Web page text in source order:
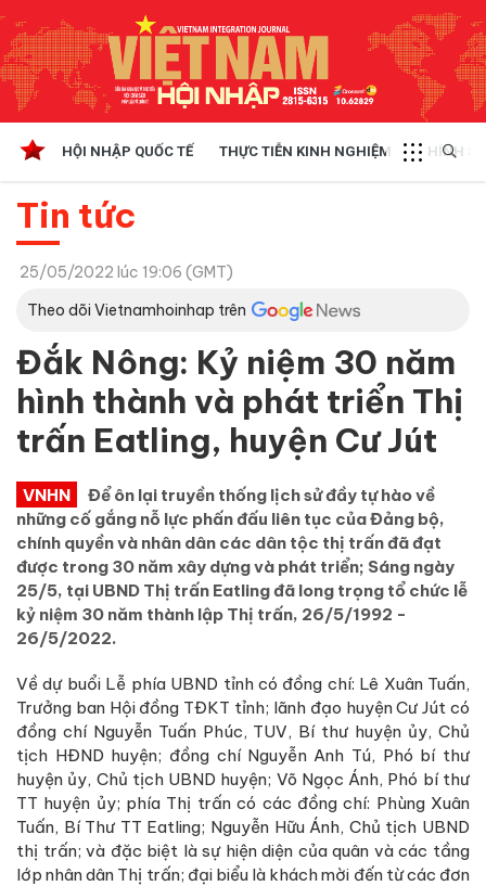
HỘI NHẬP QUỐC TẾ THỰC TIỄN KINH NGHIỆM CHÍNH
Tin tức
25/05/2022 lúc 19:06 (GMT)
Theo dõi Vietnamhoinhap trên
Đắk Nông: Kỷ niệm 30 năm
hình thành và phát triển Thị
trấn Eatling, huyện Cư Jút
VNHN
Để ôn lại truyền thống lịch sử đầy tự hào về
những cố gắng nỗ lực phấn đấu liên tục của Đảng bộ,
chính quyền và nhân dân các dân tộc thị trấn đã đạt
được trong 30 năm xây dựng và phát triển; Sáng ngày
25/5, tại UBND Thị trấn Eatling đã long trọng tổ chức lễ
kỷ niệm 30 năm thành lập Thị trấn, 26/5/1992 -
26/5/2022.
Về dự buổi Lễ phía UBND tỉnh có đồng chí: Lê Xuân Tuấn,
Trưởng ban Hội đồng TĐKT tỉnh; lãnh đạo huyện Cư Jút có
đồng chí Nguyễn Tuấn Phúc, TUV, Bí thư huyện ủy, Chủ
tịch HĐND huyện; đồng chí Nguyễn Anh Tú, Phó bí thư
huyện ủy, Chủ tịch UBND huyện; Võ Ngọc Ánh, Phó bí thư
TT huyện ủy; phía Thị trấn có các đồng chí: Phùng Xuân
Tuấn, Bí Thư TT Eatling; Nguyễn Hữu Ánh, Chủ tịch UBND
thị trấn; và đặc biệt là sự hiện diện của quân và các tầng
lớp nhân dân Thị trấn; đại biểu là khách mời đến từ các đơn